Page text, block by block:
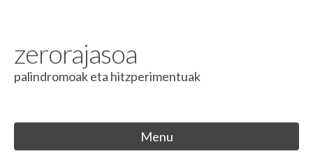
zerorajasoa
palindromoak eta hitzperimentuak
Menu